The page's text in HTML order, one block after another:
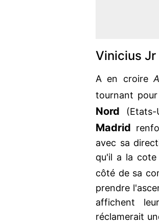
Vinicius Jr
A en croire
tournant pour
Nord
Madrid
avec sa
qu'il a la
côté de sa
prendre
affichent
réclamerait